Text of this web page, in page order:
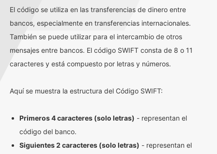
El código se utiliza en las transferencias de dinero entre
bancos, especialmente en transferencias internacionales.
También se puede utilizar para el intercambio de otros
mensajes entre bancos. El código SWIFT consta de 8 o 11
caracteres y está compuesto por letras y números.
Aquí se muestra la estructura del Código SWIFT:
Primeros 4 caracteres (solo letras) - representan el
código del banco.
Siguientes 2 caracteres (solo letras) - representan el